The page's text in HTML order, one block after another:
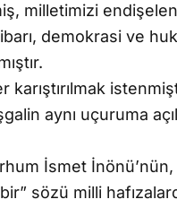
milletimizi
demokrasi ve
karıştırılmak
aynı uçuruma
İsmet
sözü milli